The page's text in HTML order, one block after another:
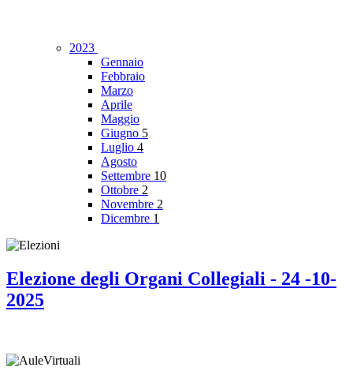
2023
Gennaio
Febbraio
Marzo
Aprile
Maggio
Giugno 5
Luglio 4
Agosto
Settembre 10
Ottobre 2
Novembre 2
Dicembre 1
Elezione degli Organi Collegiali - 24 -10-
2025